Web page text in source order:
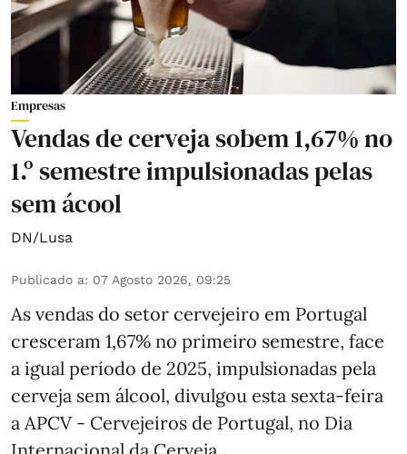
Empresas
Vendas de cerveja sobem 1,67% no
1.º semestre impulsionadas pelas
sem ácool
DN/Lusa
Publicado a: 07 Agosto 2026, 09:25
As vendas do setor cervejeiro em Portugal
cresceram 1,67% no primeiro semestre, face
a igual período de 2025, impulsionadas pela
cerveja sem álcool, divulgou esta sexta-feira
a APCV - Cervejeiros de Portugal, no Dia